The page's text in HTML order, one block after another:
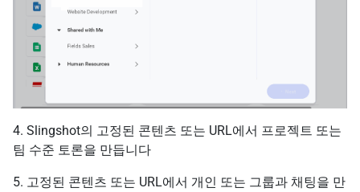
4. Slingshot의 고정된 콘텐츠 또는 URL에서 프로젝트 또는
팀 수준 토론을 만듭니다
5. 고정된 콘텐츠 또는 URL에서 개인 또는 그룹과 채팅을 만